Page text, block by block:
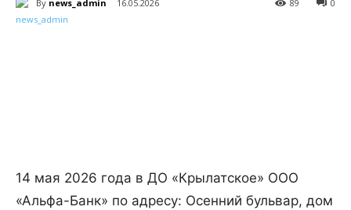
By news_admin 16.05.2026 0
89
14 мая 2026 года в ДО «Крылатское» ООО
«Альфа-Банк» по адресу: Осенний бульвар, дом